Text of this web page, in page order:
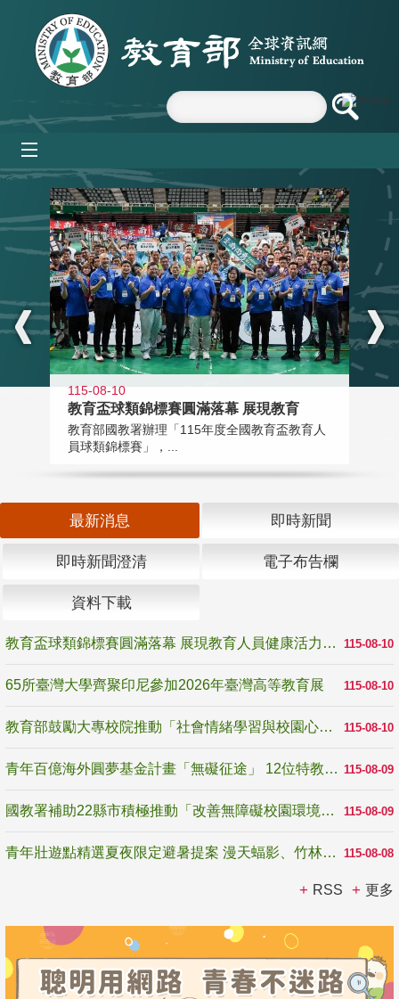
跳到主要內容區塊
:::
115-08-10
教育盃球類錦標賽圓滿落幕 展現教育
教育部國教署辦理「115年度全國教育盃教育人
員球類錦標賽」，...
最新消息 即時新聞
即時新聞澄清 電子布告欄
資料下載
115-08-10
教育盃球類錦標賽圓滿落幕 展現教育人員健康活力與團隊精神
115-08-10
65所臺灣大學齊聚印尼參加2026年臺灣高等教育展
115-08-10
教育部鼓勵大專校院推動「社會情緒學習與校園心理健康促進計畫」 培育校園「心」韌性
115-08-09
青年百億海外圓夢基金計畫「無礙征途」 12位特教與弱勢青年勇闖西班牙 跨越感官限制見證生命蛻變
115-08-09
國教署補助22縣市積極推動「改善無障礙校園環境計畫」 打造友善、安全、無礙學習空間
115-08-08
青年壯遊點精選夏夜限定避暑提案 漫天蝠影、竹林尋蛙、茶香夜觀 邀青年暮色出發
RSS 更多